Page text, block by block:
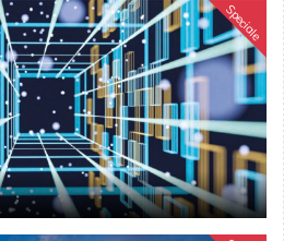
Speciale